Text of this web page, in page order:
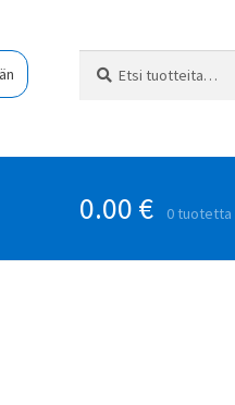
0.00 € 0 tuotetta